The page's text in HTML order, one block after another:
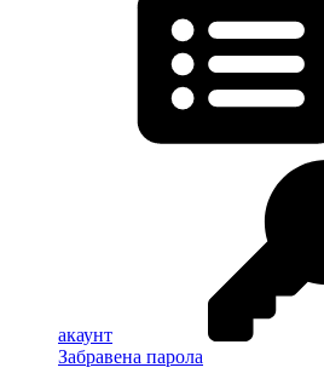
акаунт
Забравена парола